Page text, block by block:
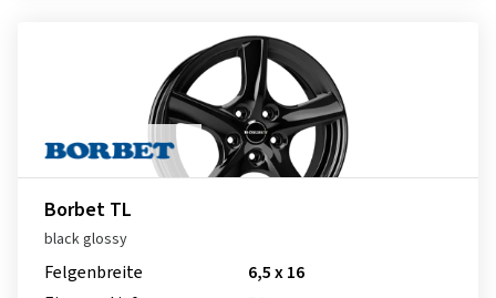
Borbet TL
black glossy
Felgenbreite
6,5 x 16